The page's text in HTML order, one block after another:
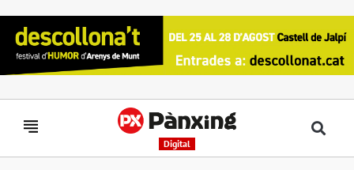
Digital